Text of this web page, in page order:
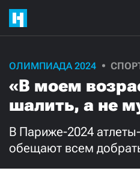
ОЛИМПИАДА 2024
«В моем
шалить, а не
В Париже-2024
обещают всем
нашу
Ежемесячно
3000